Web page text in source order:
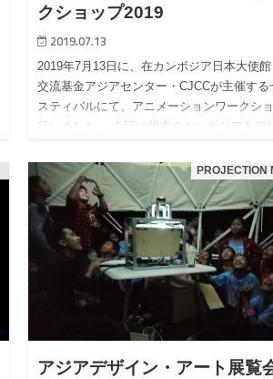
クショップ2019
2019.07.13
2019年7月13日に、在カンボジア日本大使
交流基金アジアセンター・CJCCが主催する
スティバルにて、アニメーションワークシ
行いました。 今回は代表のカンボジア人デ
PROJECTION
アジアデザイン・アート展覧